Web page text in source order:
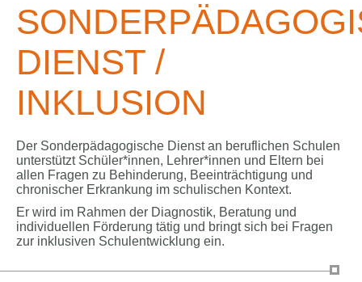
DIENST /
INKLUSION
Der Sonderpädagogische Dienst an beruflichen Schulen
unterstützt Schüler*innen, Lehrer*innen und Eltern bei
allen Fragen zu Behinderung, Beeinträchtigung und
chronischer Erkrankung im schulischen Kontext.
Er wird im Rahmen der Diagnostik, Beratung und
individuellen Förderung tätig und bringt sich bei Fragen
zur inklusiven Schulentwicklung ein.